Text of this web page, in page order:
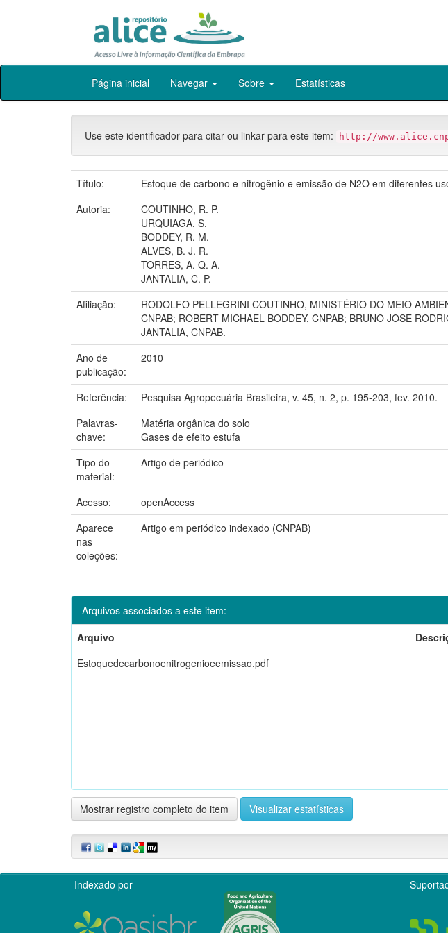
Skip
Página inicial Navegar Sobre Estatísticas
Use este identificador para citar ou linkar para este item: http://
Título:
Estoque de carbono e nitrogênio e emissão de N2O em diferentes
Autoria:
COUTINHO, R. P.
URQUIAGA, S.
BODDEY, R. M.
ALVES, B. J. R.
TORRES, A. Q. A.
JANTALIA, C. P.
Afiliação:
RODOLFO PELLEGRINI COUTINHO, MINISTÉRIO DO MEIO
CNPAB; ROBERT MICHAEL BODDEY, CNPAB; BRUNO JOSE
JANTALIA, CNPAB.
Ano de
publicação:
2010
Referência:
Pesquisa Agropecuária Brasileira, v. 45, n. 2, p. 195-203, fev. 2010.
Palavras-
chave:
Matéria orgânica do solo
Gases de efeito estufa
Tipo do
material:
Artigo de periódico
Acesso:
openAccess
Aparece
nas
coleções:
Artigo em periódico indexado (CNPAB)
Arquivos associados a este item:
Arquivo
Estoquedecarbonoenitrogenioeemissao.pdf
Mostrar registro completo do item Visualizar estatísticas
Indexado por